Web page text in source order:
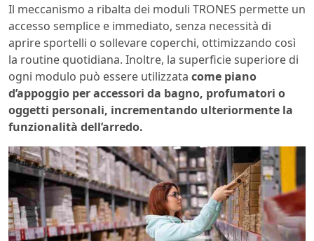
Il meccanismo a ribalta dei moduli TRONES permette un
accesso semplice e immediato, senza necessità di
aprire sportelli o sollevare coperchi, ottimizzando così
la routine quotidiana. Inoltre, la superficie superiore di
ogni modulo può essere utilizzata come piano
d’appoggio per accessori da bagno, profumatori o
oggetti personali, incrementando ulteriormente la
funzionalità dell’arredo.